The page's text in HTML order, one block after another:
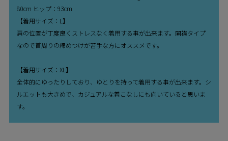
80cm ヒップ：93cm
【着用サイズ：L】
肩の位置が丁度良くストレスなく着用する事が出来ます。開襟タイプ
なので首周りの締めつけが苦手な方にオススメです。
【着用サイズ：XL】
全体的にゆったりしており、ゆとりを持って着用する事が出来ます。シ
ルエットも大きめで、カジュアルな着こなしにも向いていると思いま
す。